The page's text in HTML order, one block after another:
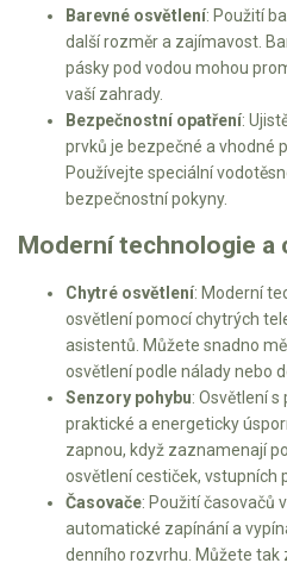
Elektrické čtyřkolky
Náhradní díly
Náhradní díly pro motorové pily
Zahradní traktory
Řetězové pily
Náhradní díly pro sekačky
Barevné osvětlení: Použití
další rozměr a zajímavost.
pásky pod vodou mohou
vaší zahrady.
Bezpečnostní opatření:
prvků je bezpečné a vhodné
Používejte speciální
bezpečnostní pokyny.
Moderní technologie a
Chytré osvětlení: Moderní
osvětlení pomocí chytrých
asistentů. Můžete snadno
osvětlení podle nálady nebo
Senzory pohybu: Osvětlení
praktické a energeticky
zapnou, když zaznamenají
osvětlení cestiček, vstupních
Časovače: Použití časovačů
automatické zapínání a
denního rozvrhu. Můžete tak